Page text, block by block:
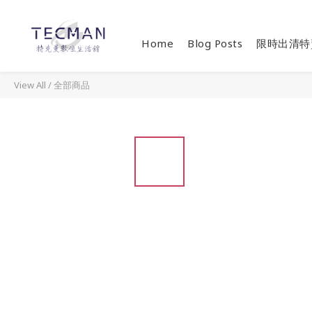
Home Blog Posts 限時出清
View All /全部商品